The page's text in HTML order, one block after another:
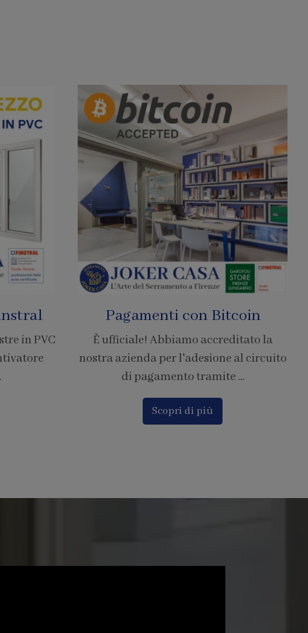
la
circuito
SharkNet: Le Zanzariere
Resistenti di Grandi
Dimensioni
La zanzariera SharkNet introduce
innovazione risolvendo i principali
problemi delle comuni zanzarier...